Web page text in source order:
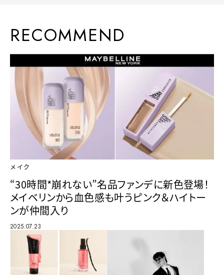
RECOMMEND
メイク
“30時間*崩れない”名品ファンデに新色登場！
メイベリンから血色感も叶うピンク＆ハイトー
ンが仲間入り
2025.07.23